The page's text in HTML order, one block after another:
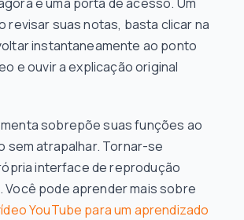
é uma porta de acesso. Um
revisar suas notas, basta clicar na
instantaneamente ao ponto
e ouvir a explicação original
sobrepõe suas funções ao
sem atrapalhar. Tornar-se
interface de reprodução
Você pode aprender mais sobre
YouTube para um aprendizado